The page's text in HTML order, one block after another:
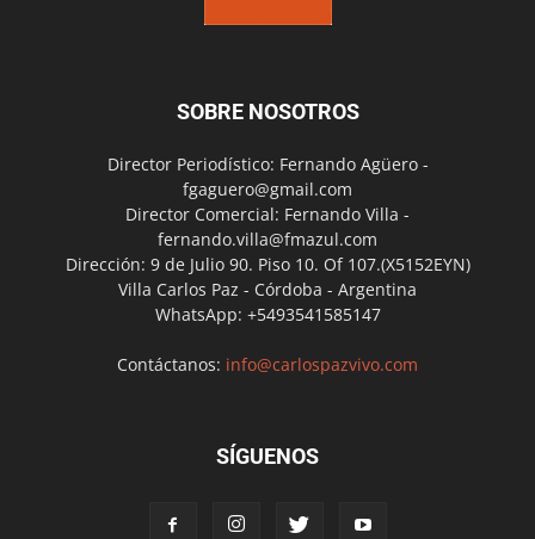
SOBRE NOSOTROS
Director Periodístico: Fernando Agüero -
fgaguero@gmail.com
Director Comercial: Fernando Villa -
fernando.villa@fmazul.com
Dirección: 9 de Julio 90. Piso 10. Of 107.(X5152EYN)
Villa Carlos Paz - Córdoba - Argentina
WhatsApp: +5493541585147
Contáctanos: info@carlospazvivo.com
SÍGUENOS